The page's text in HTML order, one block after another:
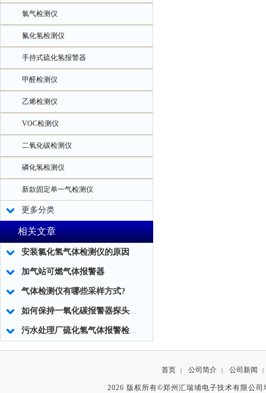
氯气检测仪
氟化氢检测仪
手持式硫化氢报警器
甲醛检测仪
乙烯检测仪
VOC检测仪
二氧化碳检测仪
磷化氢检测仪
新款固定单一气检测仪
更多分类
相关文章
安装氯化氢气体检测仪的原因
加气站可燃气体报警器
气体检测仪有哪些采样方式?
如何保持一氧化碳报警器探头的检测灵敏度
污水处理厂硫化氢气体报警检测仪
首页 | 公司简介 | 公司新闻 |
2026 版权所有©郑州汇瑞埔电子技术有限公